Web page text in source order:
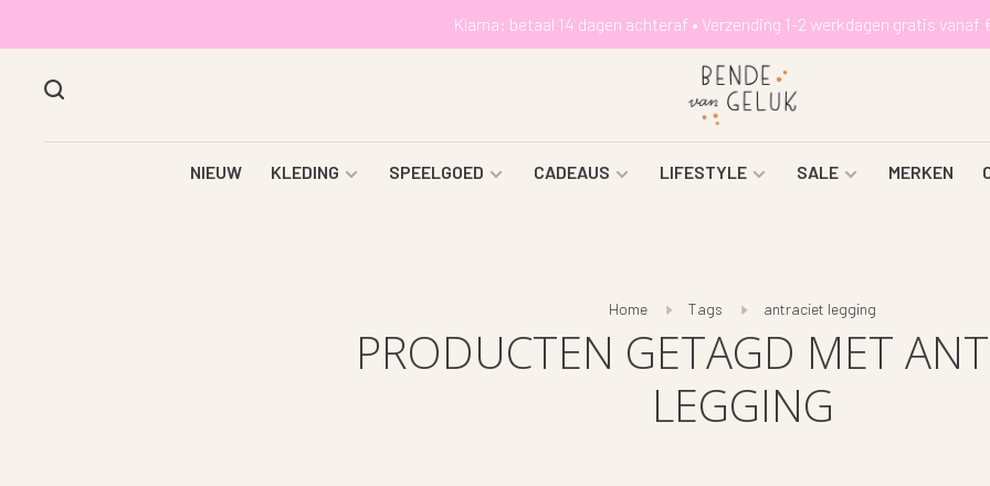
Klarna: betaal 14 dagen achteraf • Verzending 1-2 werkdagen gratis vanaf
NIEUW KLEDING SPEELGOED CADEAUS LIFESTYLE SALE MERKEN
Home Tags antraciet legging
PRODUCTEN GETAGD MET
LEGGING